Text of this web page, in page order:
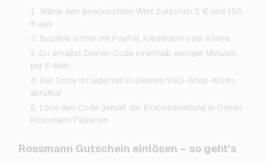
Wähle den gewünschten Wert zwischen 5 € und 150
€ aus
Bezahle sicher mit PayPal, Kreditkarte oder Klarna
Du erhältst Deinen Code innerhalb weniger Minuten
per E-Mail
Der Code ist jederzeit in Deinem VGO-Shop-Konto
abrufbar
Löse den Code gemäß der Einlöseanleitung in Deiner
Rossmann Filiale ein
Rossmann Gutschein einlösen – so geht's